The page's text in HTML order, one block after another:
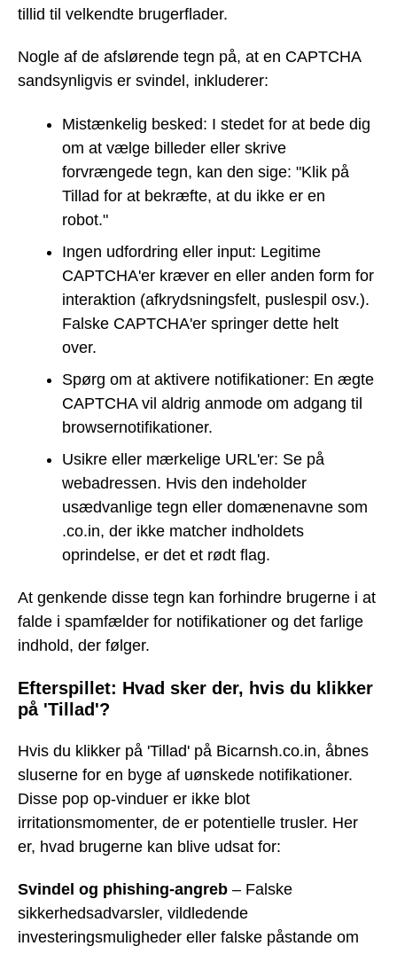
tillid til velkendte brugerflader.
Nogle af de afslørende tegn på, at en CAPTCHA
sandsynligvis er svindel, inkluderer:
Mistænkelig besked: I stedet for at bede dig
om at vælge billeder eller skrive
forvrængede tegn, kan den sige: "Klik på
Tillad for at bekræfte, at du ikke er en
robot."
Ingen udfordring eller input: Legitime
CAPTCHA'er kræver en eller anden form for
interaktion (afkrydsningsfelt, puslespil osv.).
Falske CAPTCHA'er springer dette helt
over.
Spørg om at aktivere notifikationer: En ægte
CAPTCHA vil aldrig anmode om adgang til
browsernotifikationer.
Usikre eller mærkelige URL'er: Se på
webadressen. Hvis den indeholder
usædvanlige tegn eller domænenavne som
.co.in, der ikke matcher indholdets
oprindelse, er det et rødt flag.
At genkende disse tegn kan forhindre brugerne i at
falde i spamfælder for notifikationer og det farlige
indhold, der følger.
Efterspillet: Hvad sker der, hvis du klikker
på 'Tillad'?
Hvis du klikker på 'Tillad' på Bicarnsh.co.in, åbnes
sluserne for en byge af uønskede notifikationer.
Disse pop op-vinduer er ikke blot
irritationsmomenter, de er potentielle trusler. Her
er, hvad brugerne kan blive udsat for:
Svindel og phishing-angreb – Falske
sikkerhedsadvarsler, vildledende
investeringsmuligheder eller falske påstande om